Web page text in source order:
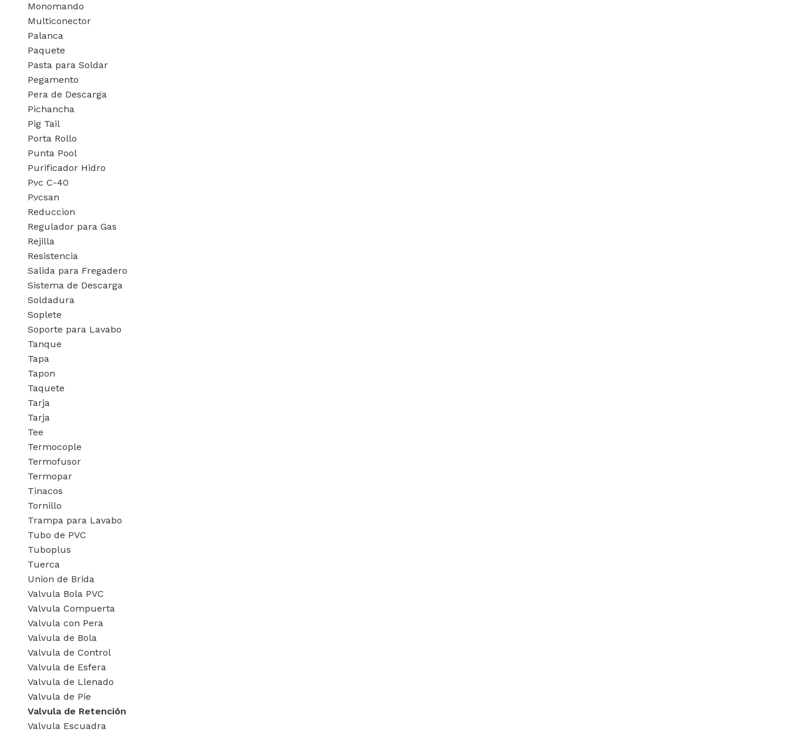
Monomando
Multiconector
Palanca
Paquete
Pasta para Soldar
Pegamento
Pera de Descarga
Pichancha
Pig Tail
Porta Rollo
Punta Pool
Purificador Hidro
Pvc C-40
Pvcsan
Reduccion
Regulador para Gas
Rejilla
Resistencia
Salida para Fregadero
Sistema de Descarga
Soldadura
Soplete
Soporte para Lavabo
Tanque
Tapa
Tapon
Taquete
Tarja
Tarja
Tee
Termocople
Termofusor
Termopar
Tinacos
Tornillo
Trampa para Lavabo
Tubo de PVC
Tuboplus
Tuerca
Union de Brida
Valvula Bola PVC
Valvula Compuerta
Valvula con Pera
Valvula de Bola
Valvula de Control
Valvula de Esfera
Valvula de Llenado
Valvula de Pie
Valvula de Retención
Valvula Escuadra